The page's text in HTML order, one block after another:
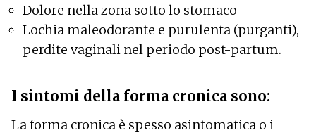
Dolore nella zona sotto lo stomaco
Lochia maleodorante e purulenta (purganti),
perdite vaginali nel periodo post-partum.
I sintomi della forma cronica sono:
La forma cronica è spesso asintomatica o i